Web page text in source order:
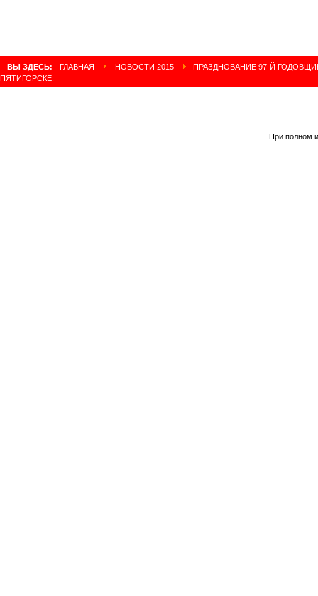
ВЫ ЗДЕСЬ: ГЛАВНАЯ НОВОСТИ 2015
ПРАЗДНОВАНИЕ 97-Й
ПЯТИГОРСКЕ.
При полном